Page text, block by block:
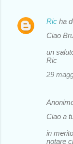
Ric ha
Ciao
un
Ric
29
Ciao a
in
notare